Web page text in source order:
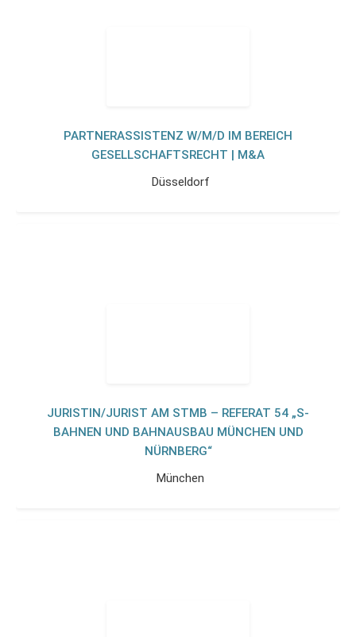
PARTNERASSISTENZ W/M/D IM BEREICH
GESELLSCHAFTSRECHT | M&A
Düsseldorf
JURISTIN/JURIST AM STMB – REFERAT 54 „S-
BAHNEN UND BAHNAUSBAU MÜNCHEN UND
NÜRNBERG“
München